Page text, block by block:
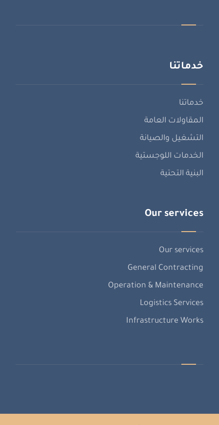
خدماتنا
خدماتنا
المقاولات العامة
التشغيل والصيانة
الخدمات اللوجستية
البنية التحتية
Our services
Our services
General Contracting
Operation & Maintenance
Logistics Services
Infrastructure Works